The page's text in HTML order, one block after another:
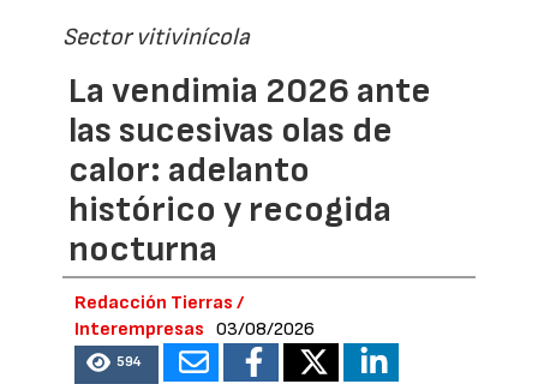
Sector vitivinícola
La vendimia 2026 ante
las sucesivas olas de
calor: adelanto
histórico y recogida
nocturna
Redacción Tierras /
Interempresas
03/08/2026
594